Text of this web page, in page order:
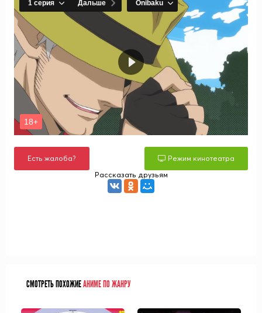
Есть жалоба?
Режим кинотеатра
Рассказать друзьям
СМОТРЕТЬ ПОХОЖИЕАНИМЕ ПО ЖАНРУ